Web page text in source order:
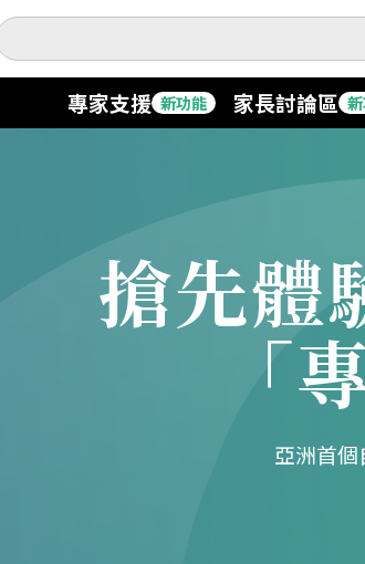
專家支援 新功能 家長討論區
搶先體
「
亞洲首